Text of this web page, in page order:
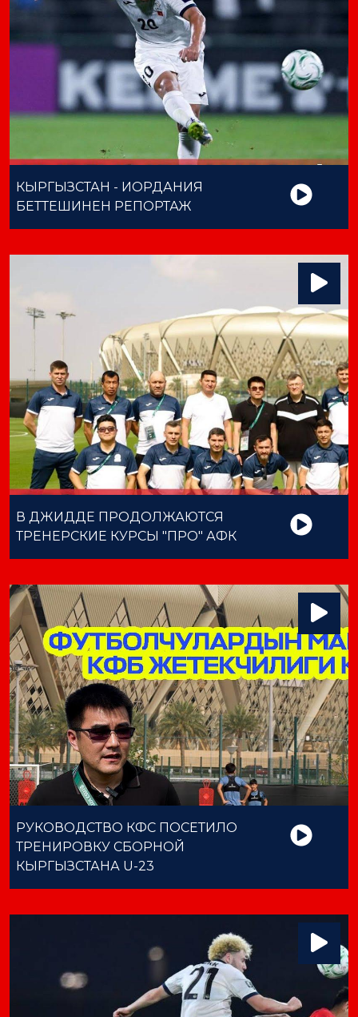
КЫРГЫЗСТАН - ИОРДАНИЯ
БЕТТЕШИНЕН РЕПОРТАЖ
В ДЖИДДЕ ПРОДОЛЖАЮТСЯ
ТРЕНЕРСКИЕ КУРСЫ "ПРО" АФК
РУКОВОДСТВО КФС ПОСЕТИЛО
ТРЕНИРОВКУ СБОРНОЙ
КЫРГЫЗСТАНА U-23